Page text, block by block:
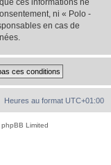
ces informations ne
ni « Polo -
en cas de
Heures au format UTC+01:00
Limited